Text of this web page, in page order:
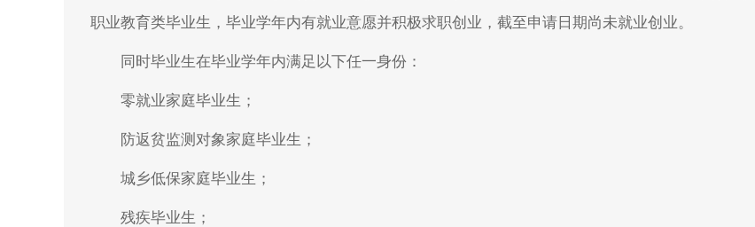
职业教育类毕业生，毕业学年内有就业意愿并积极求职创业，截至申请日期尚未就业创业。
同时毕业生在毕业学年内满足以下任一身份：
零就业家庭毕业生；
防返贫监测对象家庭毕业生；
城乡低保家庭毕业生；
残疾毕业生；